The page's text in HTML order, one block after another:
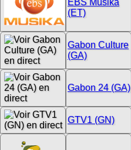
EBS Musika
(ET)
Gabon Culture
(GA)
Gabon 24 (GA)
GTV1 (GN)